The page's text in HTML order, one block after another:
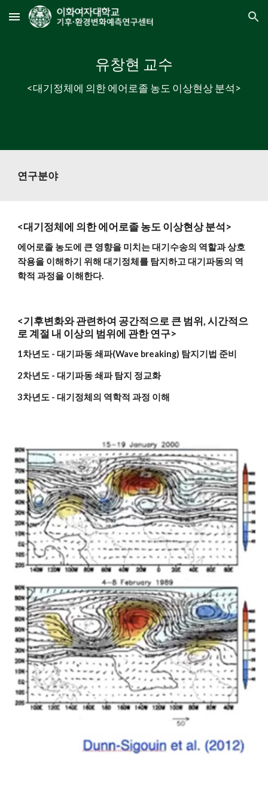
Skip to main content Skip to navigation
유창현 교수
<대기정체에 의한 에어로졸 농도 이상현상 분석>
연구분야
<대기정체에 의한 에어로졸 농도 이상현상 분석>
에어로졸 농도에 큰 영향을 미치는 대기수송의 역할과 상호
작용을 이해하기 위해 대기정체를 탐지하고 대기파동의 역
학적 과정을 이해한다.
<기후변화와 관련하여 공간적으로 큰 범위, 시간적으
로 계절 내 이상의 범위에 관한 연구>
1차년도 - 대기파동 쇄파(Wave breaking) 탐지기법 준비
2차년도 - 대기파동 쇄파 탐지 정교화
3차년도 - 대기정체의 역학적 과정 이해